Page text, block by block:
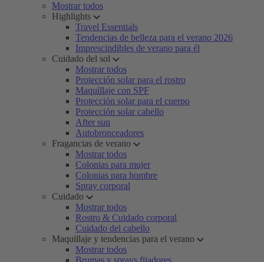
Mostrar todos
Highlights
Travel Essentials
Tendencias de belleza para el verano 2026
Imprescindibles de verano para él
Cuidado del sol
Mostrar todos
Protección solar para el rostro
Maquillaje con SPF
Protección solar para el cuerpo
Protección solar cabello
After sun
Autobronceadores
Fragancias de verano
Mostrar todos
Colonias para mujer
Colonias para hombre
Spray corporal
Cuidado
Mostrar todos
Rostro & Cuidado corporal
Cuidado del cabello
Maquillaje y tendencias para el verano
Mostrar todos
Brumas y sprays fijadores